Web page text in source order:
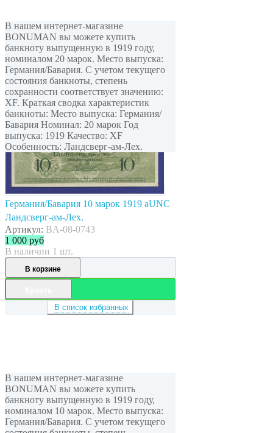
В нашем интернет-магазине
BONUMAN вы можете купить
банкноту выпущенную в 1919 году,
номиналом 20 марок. Место выпуска:
Германия/Бавария. С учетом текущего
состояния банкноты, степень
сохранности соответствует значению:
XF. Краткая сводка характеристик
банкноты: Место выпуска: Германия/
Бавария Номинал: 20 марок Год
выпуска: 1919 Качество: XF
Особенность: Ландсверг-ам-Лех.
Германия/Бавария 10 марок 1919 aUNC
Ландсверг-ам-Лех.
Артикул: BA-08-0743
1 000 руб
В наличии 1 шт.
В корзине
В список избранных
В нашем интернет-магазине
BONUMAN вы можете купить
банкноту выпущенную в 1919 году,
номиналом 10 марок. Место выпуска:
Германия/Бавария. С учетом текущего